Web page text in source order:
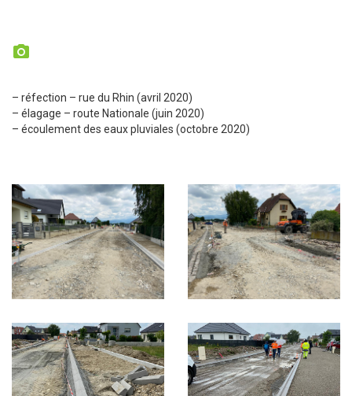

– réfection – rue du Rhin (avril 2020)
– élagage – route Nationale (juin 2020)
– écoulement des eaux pluviales (octobre 2020)